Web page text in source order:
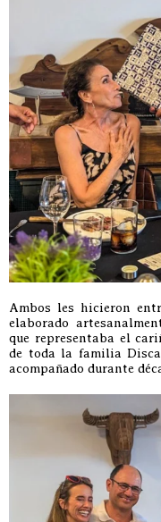
Ambos les hicieron
elaborado
que representaba el
de toda la familia
acompañado durante